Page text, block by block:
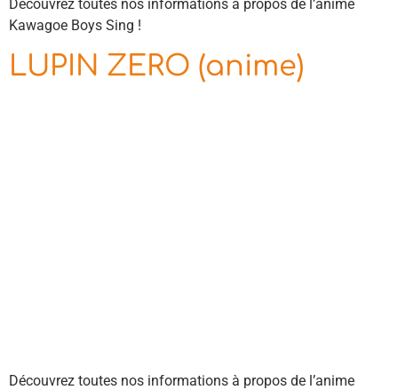
Découvrez toutes nos informations à propos de l’anime
Kawagoe Boys Sing !
LUPIN ZERO (anime)
Découvrez toutes nos informations à propos de l’anime